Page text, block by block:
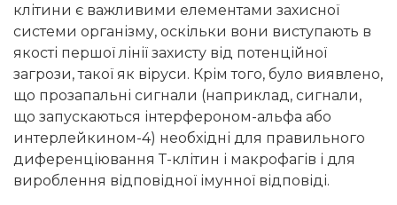
клітини є важливими елементами захисної
системи організму, оскільки вони виступають в
якості першої лінії захисту від потенційної
загрози, такої як віруси. Крім того, було виявлено,
що прозапальні сигнали (наприклад, сигнали,
що запускаються інтерфероном-альфа або
интерлейкином-4) необхідні для правильного
диференціювання Т-клітин і макрофагів і для
вироблення відповідної імунної відповіді.